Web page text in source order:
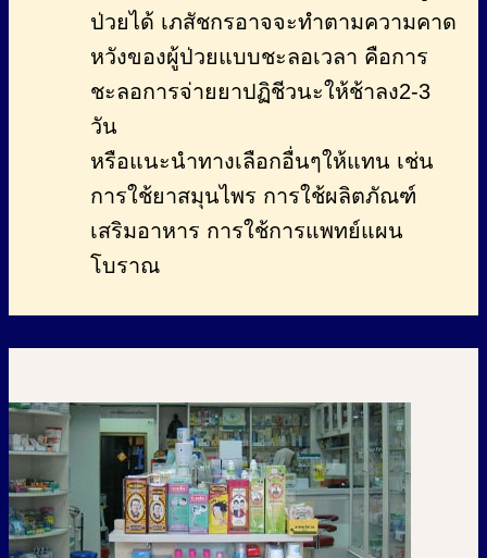
ป่วยได้ เภสัชกรอาจจะทำตามความคาด
หวังของผู้ป่วยแบบชะลอเวลา คือการ
ชะลอการจ่ายยาปฏิชีวนะให้ช้าลง2-3
วัน
หรือแนะนำทางเลือกอื่นๆให้แทน เช่น
การใช้ยาสมุนไพร การใช้ผลิตภัณฑ์
เสริมอาหาร การใช้การแพทย์แผน
โบราณ